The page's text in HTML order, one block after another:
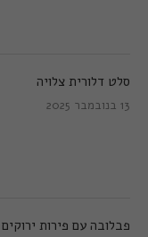
סלט דלורית צלויה
13 בנובמבר 2025
פבלובה עם פירות ירוקים